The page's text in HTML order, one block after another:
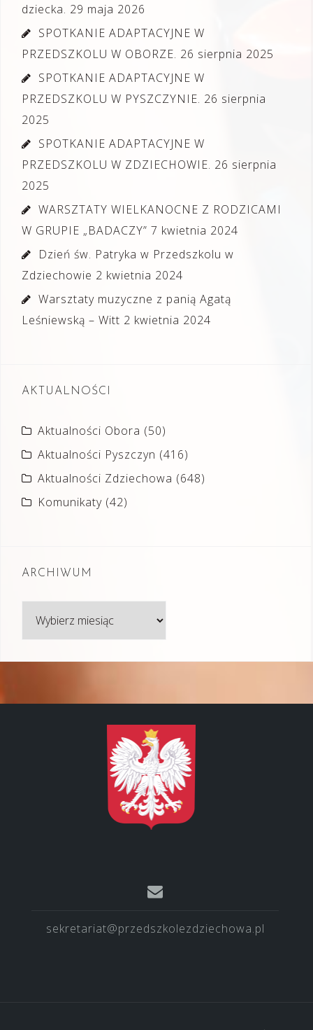
dziecka. 29 maja 2026
SPOTKANIE ADAPTACYJNE W
PRZEDSZKOLU W OBORZE. 26 sierpnia 2025
SPOTKANIE ADAPTACYJNE W
PRZEDSZKOLU W PYSZCZYNIE. 26 sierpnia
2025
SPOTKANIE ADAPTACYJNE W
PRZEDSZKOLU W ZDZIECHOWIE. 26 sierpnia
2025
WARSZTATY WIELKANOCNE Z RODZICAMI
W GRUPIE „BADACZY” 7 kwietnia 2024
Dzień św. Patryka w Przedszkolu w
Zdziechowie 2 kwietnia 2024
Warsztaty muzyczne z panią Agatą
Leśniewską – Witt 2 kwietnia 2024
AKTUALNOŚCI
Aktualności Obora (50)
Aktualności Pyszczyn (416)
Aktualności Zdziechowa (648)
Komunikaty (42)
ARCHIWUM
sekretariat@przedszkolezdziechowa.pl